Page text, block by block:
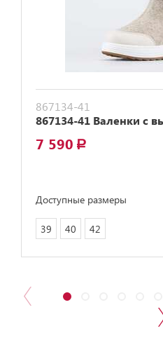
867134-41
867134-41 Валенки с
7 590 a
Доступные размеры
39 40 42